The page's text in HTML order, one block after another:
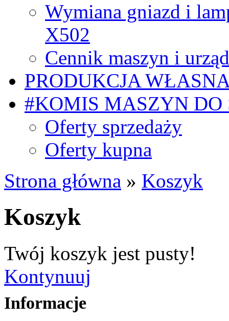
Wymiana gniazd i
X502
Cennik maszyn i
PRODUKCJA
#KOMIS MASZYN DO
Oferty sprzedaży
Oferty kupna
Strona główna » Koszyk
Koszyk
Twój koszyk jest pusty!
Kontynuuj
Informacje